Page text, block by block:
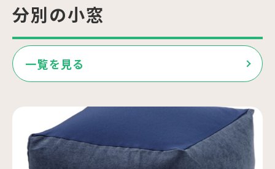
分別の小窓
一覧を見る